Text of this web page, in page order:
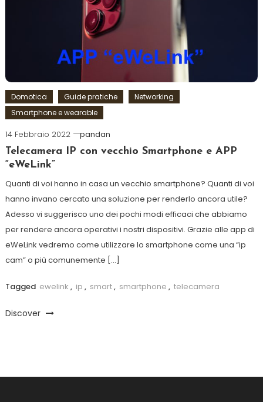
Domotica Guide pratiche
Networking
Smartphone e wearable
14 Febbraio 2022
pandan
Telecamera IP con vecchio Smartphone e APP
“eWeLink”
Quanti di voi hanno in casa un vecchio smartphone? Quanti di voi
hanno invano cercato una soluzione per renderlo ancora utile?
Adesso vi suggerisco uno dei pochi modi efficaci che abbiamo
per rendere ancora operativi i nostri dispositivi. Grazie alle app di
eWeLink vedremo come utilizzare lo smartphone come una “ip
cam” o più comunemente […]
Tagged ewelink , ip , smart, smartphone , telecamera
Discover